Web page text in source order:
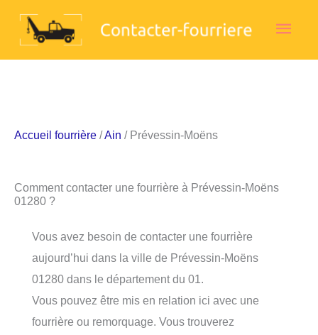
Accueil fourrière /Ain / Prévessin-Moëns
Comment contacter une fourrière à Prévessin-Moëns
01280 ?
Vous avez besoin de contacter une fourrière
aujourd’hui dans la ville de Prévessin-Moëns
01280 dans le département du 01.
Vous pouvez être mis en relation ici avec une
fourrière ou remorquage. Vous trouverez